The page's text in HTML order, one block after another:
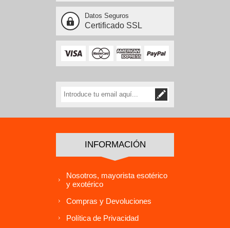
Datos Seguros
Certificado SSL
INFORMACIÓN
Nosotros, mayorista esotérico
y exotérico
Compras y Devoluciones
Política de Privacidad